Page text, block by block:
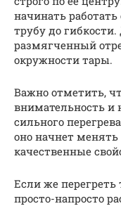
начинать
трубу до
размягченный
окружности тары.
Важно отметить,
внимательность и
сильного
оно начнет менять
качественные
Если же перегреть
просто-напросто